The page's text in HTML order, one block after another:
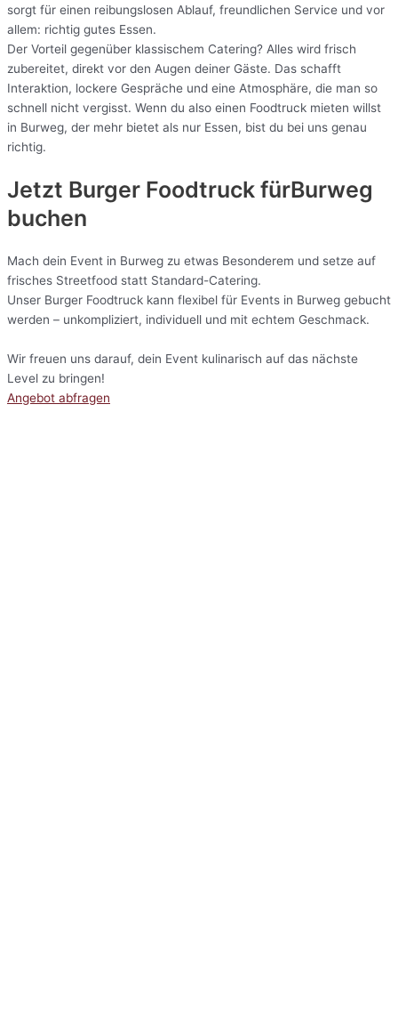
sorgt für einen reibungslosen Ablauf, freundlichen Service und vor
allem: richtig gutes Essen.
Der Vorteil gegenüber klassischem Catering? Alles wird frisch
zubereitet, direkt vor den Augen deiner Gäste. Das schafft
Interaktion, lockere Gespräche und eine Atmosphäre, die man so
schnell nicht vergisst. Wenn du also einen Foodtruck mieten willst
in Burweg, der mehr bietet als nur Essen, bist du bei uns genau
richtig.
Jetzt Burger Foodtruck fürBurweg
buchen
Mach dein Event in Burweg zu etwas Besonderem und setze auf
frisches Streetfood statt Standard-Catering.
Unser Burger Foodtruck kann flexibel für Events in Burweg gebucht
werden – unkompliziert, individuell und mit echtem Geschmack.
Wir freuen uns darauf, dein Event kulinarisch auf das nächste
Level zu bringen!
Angebot abfragen